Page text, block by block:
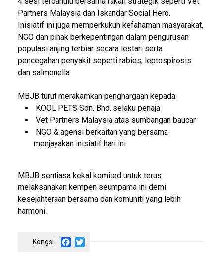
Partners Malaysia dan Iskandar Social Hero.
Inisiatif ini juga memperkukuh kefahaman masyarakat,
NGO dan pihak berkepentingan dalam pengurusan
populasi anjing terbiar secara lestari serta
pencegahan penyakit seperti rabies, leptospirosis
dan salmonella.
MBJB turut merakamkan penghargaan kepada:
KOOL PETS Sdn. Bhd. selaku penaja
Vet Partners Malaysia atas sumbangan baucar
NGO & agensi berkaitan yang bersama
menjayakan inisiatif hari ini
MBJB sentiasa kekal komited untuk terus
melaksanakan kempen seumpama ini demi
kesejahteraan bersama dan komuniti yang lebih
harmoni.
Facebook